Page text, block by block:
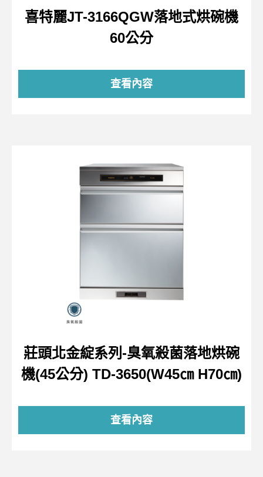
喜特麗JT-3166QGW落地式烘碗機
60公分
查看內容
莊頭北金綻系列-臭氧殺菌落地烘碗
機(45公分) TD-3650(W45㎝ H70㎝)
查看內容